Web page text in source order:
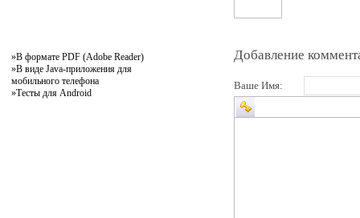
»В формате PDF (Adobe Reader)
»В виде Java-приложения для
мобильного телефона
»Тесты для Android
Добавление
Ваше Имя: